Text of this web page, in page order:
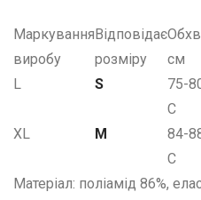
Маркування
виробу
Відповідає
розміру
см
L
S
75-
С
XL M
84-
С
Матеріал: поліамід 86%,